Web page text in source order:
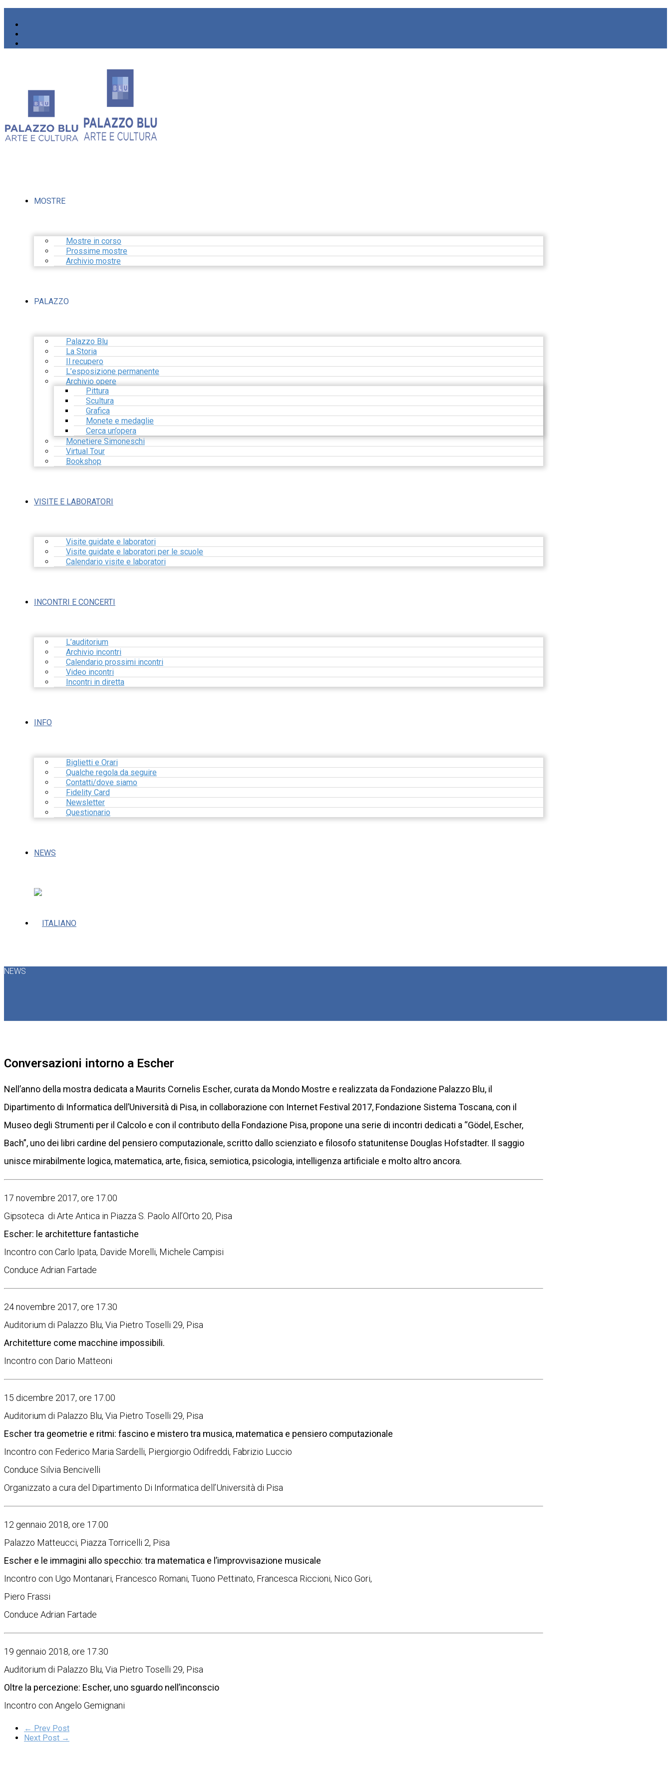
MOSTRE
Mostre in corso
Prossime mostre
Archivio mostre
PALAZZO
Palazzo Blu
La Storia
Il recupero
L’esposizione permanente
Archivio opere
Pittura
Scultura
Grafica
Monete e medaglie
Cerca un’opera
Monetiere Simoneschi
Virtual Tour
Bookshop
VISITE E LABORATORI
Visite guidate e laboratori
Visite guidate e laboratori per le scuole
Calendario visite e laboratori
INCONTRI E CONCERTI
L’auditorium
Archivio incontri
Calendario prossimi incontri
Video incontri
Incontri in diretta
INFO
Biglietti e Orari
Qualche regola da seguire
Contatti/dove siamo
Fidelity Card
Newsletter
Questionario
NEWS
NEWS
Conversazioni intorno a Escher
Nell’anno della mostra dedicata a Maurits Cornelis Escher, curata da Mondo Mostre e realizzata da Fondazione Palazzo Blu, il
Dipartimento di Informatica dell’Università di Pisa, in collaborazione con Internet Festival 2017, Fondazione Sistema Toscana, con il
Museo degli Strumenti per il Calcolo e con il contributo della Fondazione Pisa, propone una serie di incontri dedicati a “Gödel, Escher,
Bach”, uno dei libri cardine del pensiero computazionale, scritto dallo scienziato e filosofo statunitense Douglas Hofstadter. Il saggio
unisce mirabilmente logica, matematica, arte, fisica, semiotica, psicologia, intelligenza artificiale e molto altro ancora.
17 novembre 2017, ore 17.00
Gipsoteca di Arte Antica in Piazza S. Paolo All’Orto 20, Pisa
Escher: le architetture fantastiche
Incontro con Carlo Ipata, Davide Morelli, Michele Campisi
Conduce Adrian Fartade
24 novembre 2017, ore 17.30
Auditorium di Palazzo Blu, Via Pietro Toselli 29, Pisa
Architetture come macchine impossibili.
Incontro con Dario Matteoni
15 dicembre 2017, ore 17.00
Auditorium di Palazzo Blu, Via Pietro Toselli 29, Pisa
Escher tra geometrie e ritmi: fascino e mistero tra musica, matematica e pensiero computazionale
Incontro con Federico Maria Sardelli, Piergiorgio Odifreddi, Fabrizio Luccio
Conduce Silvia Bencivelli
Organizzato a cura del Dipartimento Di Informatica dell’Università di Pisa
12 gennaio 2018, ore 17.00
Palazzo Matteucci, Piazza Torricelli 2, Pisa
Escher e le immagini allo specchio: tra matematica e l’improvvisazione musicale
Incontro con Ugo Montanari, Francesco Romani, Tuono Pettinato, Francesca Riccioni, Nico Gori,
Piero Frassi
Conduce Adrian Fartade
19 gennaio 2018, ore 17.30
Auditorium di Palazzo Blu, Via Pietro Toselli 29, Pisa
Oltre la percezione: Escher, uno sguardo nell’inconscio
Incontro con Angelo Gemignani
← Prev Post
Next Post →